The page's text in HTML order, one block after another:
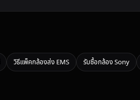
วิธีแพ็คกล้องส่ง EMS รับซื้อกล้อง Sony